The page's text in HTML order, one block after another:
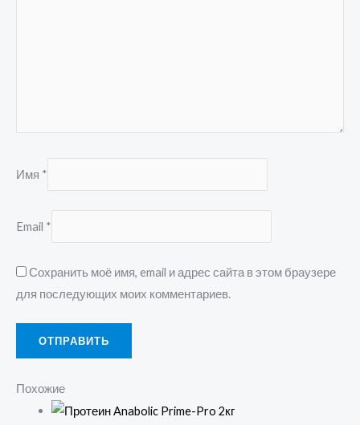
Имя *
Email *
Сохранить моё имя, email и адрес сайта в этом браузере
для последующих моих комментариев.
Похожие